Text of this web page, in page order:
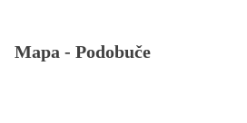
Mapa - Podobuče